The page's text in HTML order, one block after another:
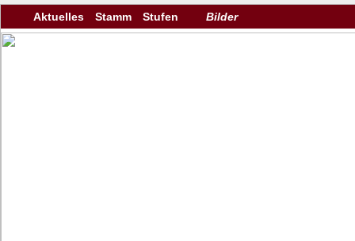
Aktuelles Stamm Stufen Bilder